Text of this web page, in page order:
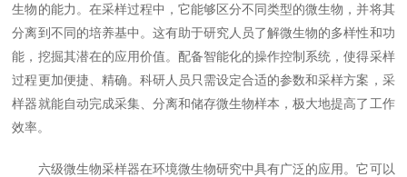
生物的能力。在采样过程中，它能够区分不同类型的微生物，并将其
分离到不同的培养基中。这有助于研究人员了解微生物的多样性和功
能，挖掘其潜在的应用价值。配备智能化的操作控制系统，使得采样
过程更加便捷、精确。科研人员只需设定合适的参数和采样方案，采
样器就能自动完成采集、分离和储存微生物样本，极大地提高了工作
效率。
六级微生物采样器在环境微生物研究中具有广泛的应用。它可以